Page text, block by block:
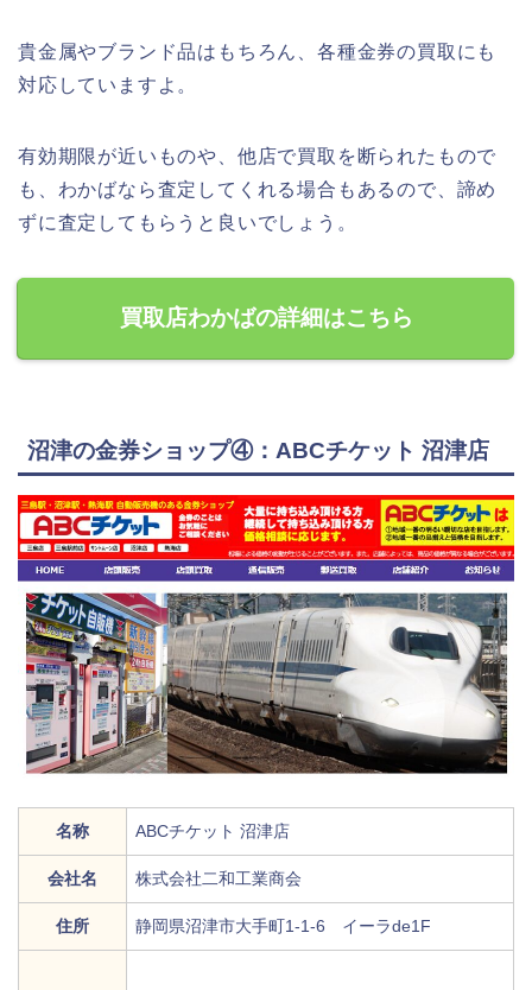
貴金属やブランド品はもちろん、各種金券の買取にも
対応していますよ。
有効期限が近いものや、他店で買取を断られたもので
も、わかばなら査定してくれる場合もあるので、諦め
ずに査定してもらうと良いでしょう。
買取店わかばの詳細はこちら
沼津の金券ショップ④：ABCチケット 沼津店
名称 ABCチケット 沼津店
会社名 株式会社二和工業商会
住所 静岡県沼津市大手町1-1-6 イーラde1F